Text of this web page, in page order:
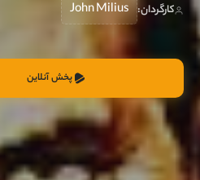
کارگردان: John Milius
پخش آنلاین